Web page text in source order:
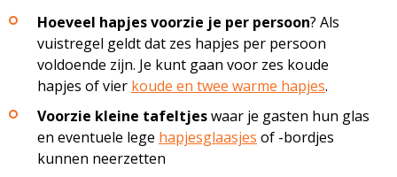
Hoeveel hapjes voorzie je per persoon? Als
vuistregel geldt dat zes hapjes per persoon
voldoende zijn. Je kunt gaan voor zes koude
hapjes of vier koude en twee warme hapjes.
Voorzie kleine tafeltjeswaar je gasten hun glas
en eventuele lege hapjesglaasjes of -bordjes
kunnen neerzetten